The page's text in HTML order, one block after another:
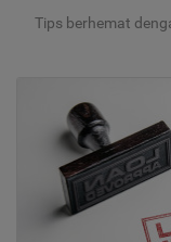
Tips berhemat